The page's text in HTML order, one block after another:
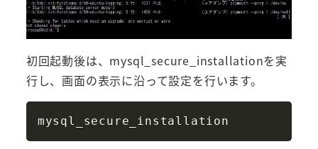
初回起動後は、mysql_secure_installationを実
行し、画面の表示に沿って設定を行います。